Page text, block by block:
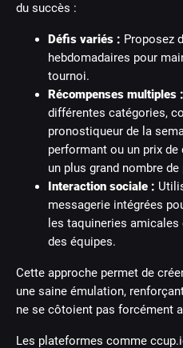
du succès :
Défis variés : Proposez
hebdomadaires pour
tournoi.
Récompenses multiples :
différentes catégories,
pronostiqueur de la
performant ou un prix
un plus grand nombre
Interaction sociale :
messagerie intégrées
les taquineries
des équipes.
Cette approche permet de
une saine émulation,
ne se côtoient pas forcément
Les plateformes comme